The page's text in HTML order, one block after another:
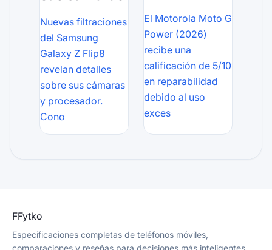
Nuevas filtraciones
del Samsung
Galaxy Z Flip8
revelan detalles
sobre sus cámaras
y procesador.
Cono
El Motorola Moto G
Power (2026)
recibe una
calificación de 5/10
en reparabilidad
debido al uso
exces
FFytko
Especificaciones completas de teléfonos móviles,
comparaciones y reseñas para decisiones más inteligentes.